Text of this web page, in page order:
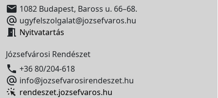
 1082 Budapest, Baross u. 66–68.
 ugyfelszolgalat@jozsefvaros.hu
 Nyitvatartás
Józsefvárosi Rendészet
 +36 80/204-618
 info@jozsefvarosirendeszet.hu
rendeszet.jozsefvaros.hu